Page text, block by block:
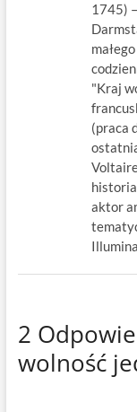
1745)
"Kraj
(praca
aktor
2
wolność